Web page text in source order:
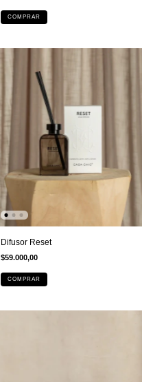
COMPRAR
Difusor Reset
$59.000,00
COMPRAR